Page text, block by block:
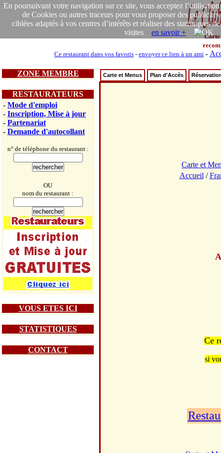
En poursuivant votre navigation sur ce site, vous acceptez l’utilisation
de Cookies ou autres traceurs pour vous proposer des publicités
ciblées adaptés à vos centres d’intérêts et réaliser des statistiques de
visites en savoir +
Carte
Ce restaurant dans vos favoris - envoyer ce lien à un ami -
ZONE MEMBRE
RESTAURATEURS
- Mode d'emploi
- Inscription, Mise à jour
- Partenariat
- Demande d'autocollant
n° de téléphone du restaurant :
OU
nom du restaurant :
VOUS ETES ICI
STATISTIQUES
CONTACT
Carte et Menus Plan d'Accès
Carte et
Accueil /
Ce
si